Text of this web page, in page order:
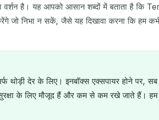
वर्शन है। यह आपको आसान शब्दों में बताता है कि
जो निभा न सकें, जैसे यह दिखावा करना कि
थोड़ी देर के लिए। इनबॉक्स एक्सपायर होने पर,
के लिए मौजूद हैं और कम से कम रखे जाते हैं।